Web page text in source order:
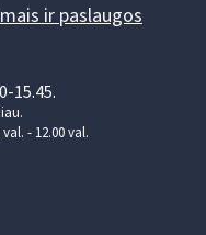
ir paslaugos
15.45.
- 12.00 val.